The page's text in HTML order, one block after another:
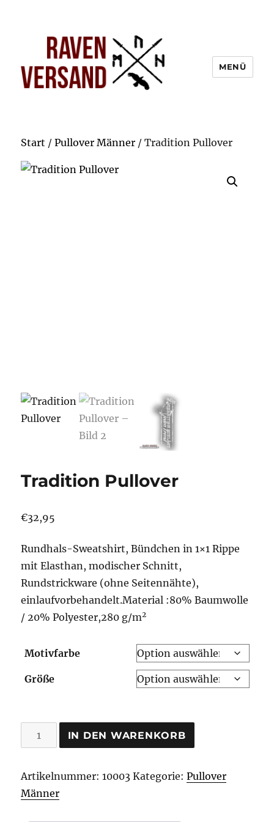
MENÜ
Start /Pullover Männer / Tradition Pullover
Tradition Pullover
€32,95
Rundhals-Sweatshirt, Bündchen in 1×1 Rippe
mit Elasthan, modischer Schnitt,
Rundstrickware (ohne Seitennähte),
einlaufvorbehandelt.Material :80% Baumwolle
/ 20% Polyester,280 g/m2
Motivfarbe
Größe
Tradition
Pullover
IN DEN WARENKORB
Artikelnummer:10003 Kategorie:Pullover
Männer